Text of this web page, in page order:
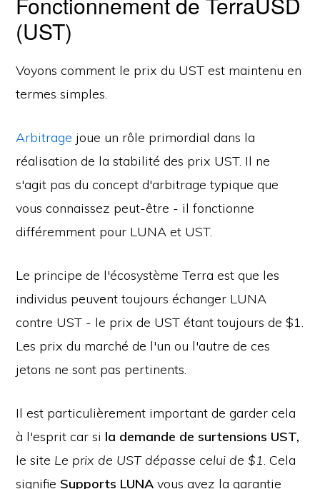
(UST)
Voyons comment le prix du UST est maintenu en
termes simples.
Arbitrage joue un rôle primordial dans la
réalisation de la stabilité des prix UST. Il ne
s'agit pas du concept d'arbitrage typique que
vous connaissez peut-être - il fonctionne
différemment pour LUNA et UST.
Le principe de l'écosystème Terra est que les
individus peuvent toujours échanger LUNA
contre UST - le prix de UST étant toujours de $1.
Les prix du marché de l'un ou l'autre de ces
jetons ne sont pas pertinents.
Il est particulièrement important de garder cela
à l'esprit car si la demande de surtensions UST,
le site Le prix de UST dépasse celui de $1. Cela
signifie Supports LUNA vous avez la garantie